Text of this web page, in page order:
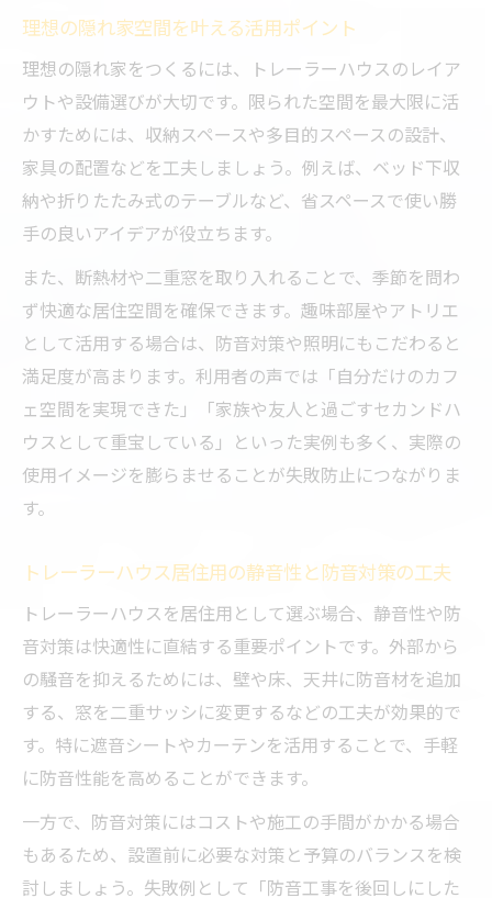
方
違い
利用用途別に考える隠れ家の選択ポイント
風呂トイレ付きで快適な週末空間を実現する方
法
トレーラーハウスで風呂トイレ付き隠れ家
を実現
居住用トレーラーハウスの快適設備のポイ
ント
風呂トイレ設置で後悔しないための注意点
大型トレーラーハウスで週末の癒やし空間
を満喫
隠れ家トレーラーハウスに必要な快適性の
の要点
トレーラーハウスの寿命と長持ちさせる秘
訣
隠れ家用途でのトレーラーハウス弱点と対
策
定期メンテナンスで後悔しない隠れ家作り
意点
ログハウスと比べたトレーラーハウスの耐
理想の隠れ家空間を叶える活用ポイント
理想の隠れ家をつくるには、トレーラーハウスのレイア
ウトや設備選びが大切です。限られた空間を最大限に活
かすためには、収納スペースや多目的スペースの設計、
家具の配置などを工夫しましょう。例えば、ベッド下収
納や折りたたみ式のテーブルなど、省スペースで使い勝
手の良いアイデアが役立ちます。
また、断熱材や二重窓を取り入れることで、季節を問わ
ず快適な居住空間を確保できます。趣味部屋やアトリエ
として活用する場合は、防音対策や照明にもこだわると
満足度が高まります。利用者の声では「自分だけのカフ
ェ空間を実現できた」「家族や友人と過ごすセカンドハ
ウスとして重宝している」といった実例も多く、実際の
使用イメージを膨らませることが失敗防止につながりま
す。
トレーラーハウス居住用の静音性と防音対策の工夫
トレーラーハウスを居住用として選ぶ場合、静音性や防
音対策は快適性に直結する重要ポイントです。外部から
の騒音を抑えるためには、壁や床、天井に防音材を追加
する、窓を二重サッシに変更するなどの工夫が効果的で
す。特に遮音シートやカーテンを活用することで、手軽
に防音性能を高めることができます。
一方で、防音対策にはコストや施工の手間がかかる場合
もあるため、設置前に必要な対策と予算のバランスを検
討しましょう。失敗例として「防音工事を後回しにした